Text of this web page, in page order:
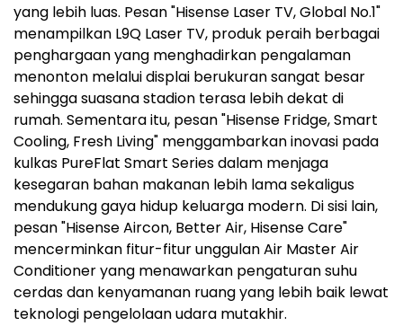
yang lebih luas. Pesan "Hisense Laser TV, Global No.1"
menampilkan L9Q Laser TV, produk peraih berbagai
penghargaan yang menghadirkan pengalaman
menonton melalui displai berukuran sangat besar
sehingga suasana stadion terasa lebih dekat di
rumah. Sementara itu, pesan "Hisense Fridge, Smart
Cooling, Fresh Living" menggambarkan inovasi pada
kulkas PureFlat Smart Series dalam menjaga
kesegaran bahan makanan lebih lama sekaligus
mendukung gaya hidup keluarga modern. Di sisi lain,
pesan "Hisense Aircon, Better Air, Hisense Care"
mencerminkan fitur-fitur unggulan Air Master Air
Conditioner yang menawarkan pengaturan suhu
cerdas dan kenyamanan ruang yang lebih baik lewat
teknologi pengelolaan udara mutakhir.